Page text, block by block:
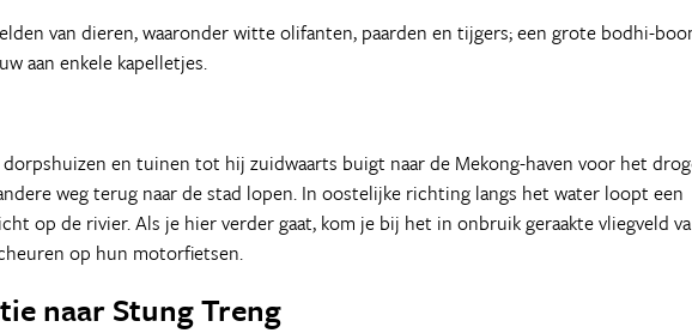
van dieren, waaronder witte olifanten, paarden en tijgers; een grote bodhi-
aan enkele kapelletjes.
en tuinen tot hij zuidwaarts buigt naar de Mekong-haven voor het
weg terug naar de stad lopen. In oostelijke richting langs het water loopt een
op de rivier. Als je hier verder gaat, kom je bij het in onbruik geraakte vliegveld
op hun motorfietsen.
naar Stung Treng